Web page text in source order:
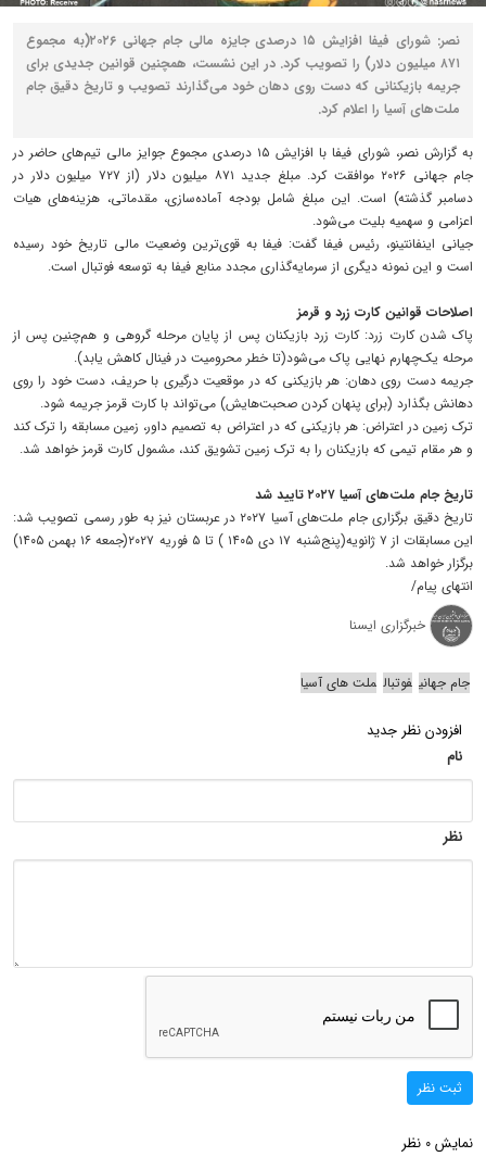
نصر: شورای فیفا افزایش ۱۵ درصدی جایزه مالی جام جهانی ۲۰۲۶(به مجموع
۸۷۱ میلیون دلار) را تصویب کرد. در این نشست، همچنین قوانین جدیدی برای
جریمه بازیکنانی که دست روی دهان خود می‌گذارند تصویب و تاریخ دقیق جام
ملت‌های آسیا را اعلام کرد.
به گزارش نصر، شورای فیفا با افزایش ۱۵ درصدی مجموع جوایز مالی تیم‌های حاضر در
جام جهانی ۲۰۲۶ موافقت کرد. مبلغ جدید ۸۷۱ میلیون دلار (از ۷۲۷ میلیون دلار در
دسامبر گذشته) است. این مبلغ شامل بودجه آماده‌سازی، مقدماتی، هزینه‌های هیات
اعزامی و سهمیه بلیت می‌شود.
جیانی اینفانتینو، رئیس فیفا گفت: فیفا به قوی‌ترین وضعیت مالی تاریخ خود رسیده
است و این نمونه دیگری از سرمایه‌گذاری مجدد منابع فیفا به توسعه فوتبال است.
اصلاحات قوانین کارت زرد و قرمز
پاک شدن کارت زرد: کارت زرد بازیکنان پس از پایان مرحله گروهی و هم‌چنین پس از
مرحله یک‌چهارم نهایی پاک می‌شود(تا خطر محرومیت در فینال کاهش یابد).
جریمه دست روی دهان: هر بازیکنی که در موقعیت درگیری با حریف، دست خود را روی
دهانش بگذارد (برای پنهان کردن صحبت‌هایش) می‌تواند با کارت قرمز جریمه شود.
ترک زمین در اعتراض: هر بازیکنی که در اعتراض به تصمیم داور، زمین مسابقه را ترک کند
و هر مقام تیمی که بازیکنان را به ترک زمین تشویق کند، مشمول کارت قرمز خواهد شد.
تاریخ جام ملت‌های آسیا ۲۰۲۷ تایید شد
تاریخ دقیق برگزاری جام ملت‌های آسیا ۲۰۲۷ در عربستان نیز به طور رسمی تصویب شد:
این مسابقات از ۷ ژانویه(پنج‌شنبه ۱۷ دی ۱۴۰۵ ) تا ۵ فوریه ۲۰۲۷(جمعه ۱۶ بهمن ۱۴۰۵)
برگزار خواهد شد.
انتهای پیام/
خبرگزاری ایسنا
جام جهانی فوتبال ملت های آسیا
افزودن نظر جدید
نام
نظر
ثبت نظر
نمایش 0 نظر